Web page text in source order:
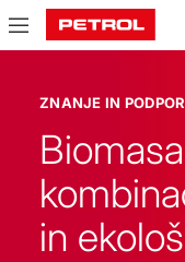
Znanje
podpora
ZNANJE IN
in